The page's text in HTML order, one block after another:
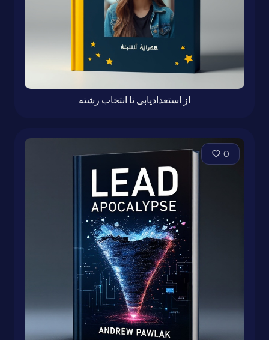
از استعدادیابی تا انتخاب رشته
0